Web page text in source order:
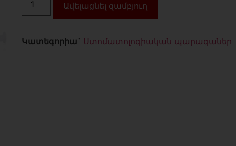
Ավելացնել զամբյուղ
Կատեգորիա` Ստոմատոլոգիական պարագաներ